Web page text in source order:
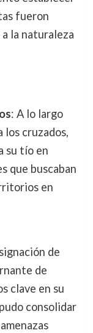
fueron
la naturaleza
: A lo largo
los cruzados,
su tío en
que buscaban
en
de
de
clave en su
consolidar